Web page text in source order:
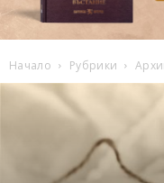
Начало Рубрики